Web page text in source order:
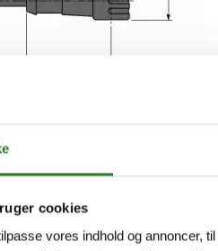
cookies
vores indhold og annoncer,